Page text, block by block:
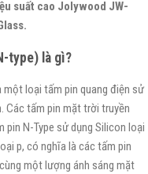
suất cao Jolywood JW-
type) là gì?
loại tấm pin quang điện sử
Các tấm pin mặt trời truyền
N-Type sử dụng Silicon loại
p, có nghĩa là các tấm pin
một lượng ánh sáng mặt